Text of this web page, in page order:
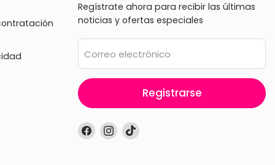
Regístrate ahora para recibir las últimas
noticias y ofertas especiales
Correo electrónico
Registrarse
Encuéntrenos
en
Encuéntrenos
en
Encuéntrenos